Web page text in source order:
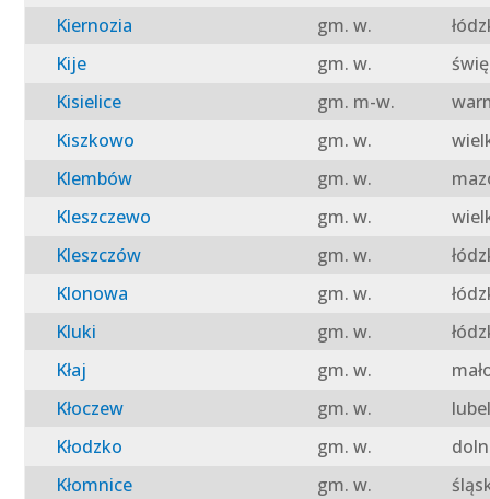
Kiernozia
gm. w.
Kije
gm. w.
Kisielice
gm. m-w.
Kiszkowo
gm. w.
Klembów
gm. w.
Kleszczewo
gm. w.
Kleszczów
gm. w.
Klonowa
gm. w.
Kluki
gm. w.
Kłaj
gm. w.
Kłoczew
gm. w.
Kłodzko
gm. w.
Kłomnice
gm. w.